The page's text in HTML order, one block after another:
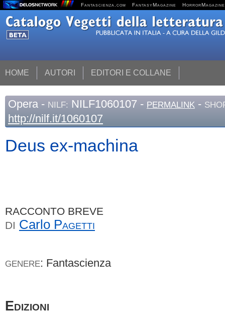
Fantascienza.com FantasyMagazine HorrorMagazine
HOME AUTORI EDITORI E COLLANE
Opera - NILF: NILF1060107 - PERMALINK -
http://nilf.it/1060107
Deus ex-machina
RACCONTO BREVE
DI Carlo Pagetti
GENERE: Fantascienza
Edizioni